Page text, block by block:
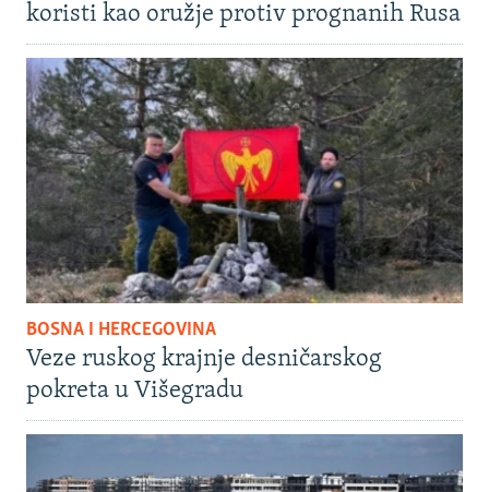
koristi kao oružje protiv prognanih Rusa
BOSNA I HERCEGOVINA
Veze ruskog krajnje desničarskog
pokreta u Višegradu